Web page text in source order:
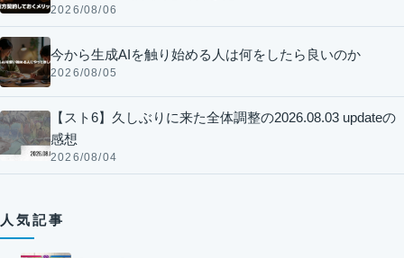
2026/08/06
今から生成AIを触り始める人は何をしたら良いのか
2026/08/05
【スト6】久しぶりに来た全体調整の2026.08.03 updateの
感想
2026/08/04
人気記事